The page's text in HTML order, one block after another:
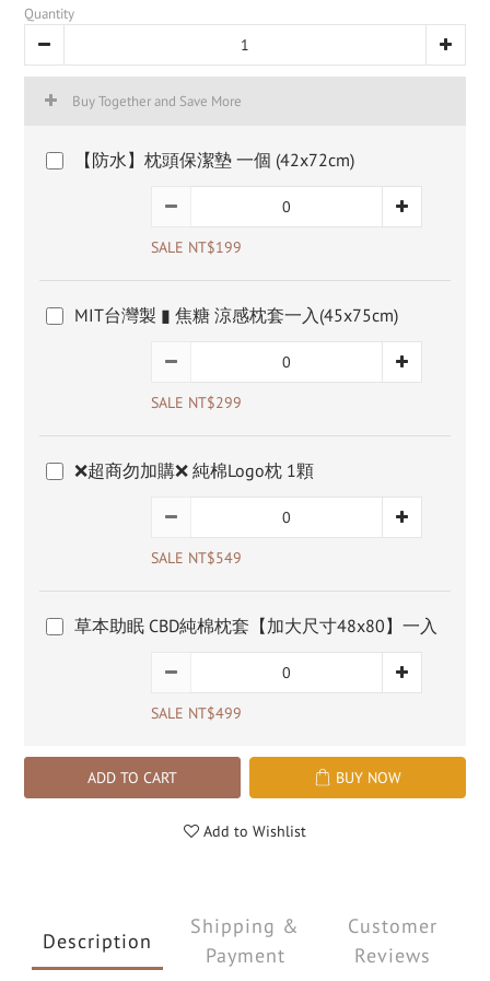
Quantity
Buy Together and Save More
【防水】枕頭保潔墊 一個 (42x72cm)
SALE NT$199
MIT台灣製 ▮ 焦糖 涼感枕套一入(45x75cm)
SALE NT$299
❌超商勿加購❌ 純棉Logo枕 1顆
SALE NT$549
草本助眠 CBD純棉枕套【加大尺寸48x80】一入
SALE NT$499
ADD TO CART BUY NOW
Add to Wishlist
Description
Shipping &
Payment
Customer
Reviews